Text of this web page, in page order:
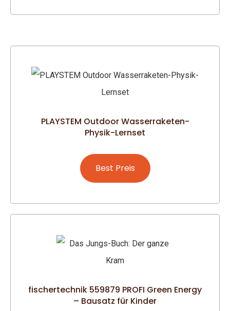
PLAYSTEM Outdoor Wasserraketen-
Physik-Lernset
Best Preis
fischertechnik 559879 PROFI Green Energy
– Bausatz für Kinder